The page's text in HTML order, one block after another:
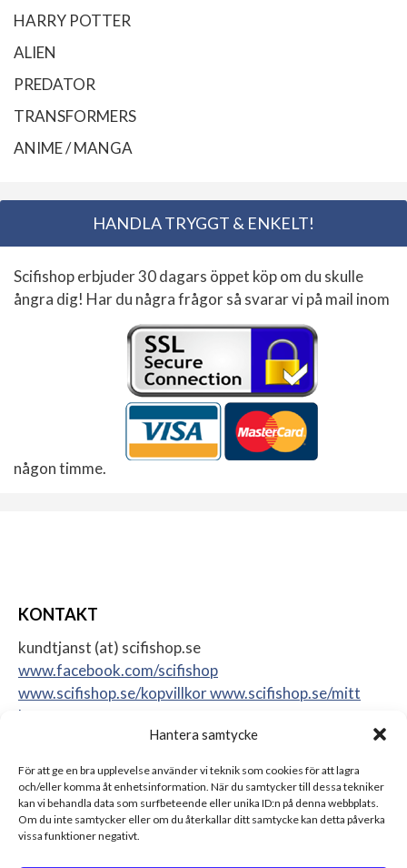
Hantera samtycke
För att ge en bra upplevelse använder vi teknik som cookies för att lagra
och/eller komma åt enhetsinformation. När du samtycker till dessa tekniker
kan vi behandla data som surfbeteende eller unika ID:n på denna webbplats.
Om du inte samtycker eller om du återkallar ditt samtycke kan detta påverka
vissa funktioner negativt.
HARRY POTTER
ALIEN
PREDATOR
TRANSFORMERS
ANIME / MANGA
HANDLA TRYGGT & ENKELT!
Scifishop erbjuder 30 dagars öppet köp om du skulle
ångra dig! Har du några frågor så svarar vi på mail inom
någon timme.
KONTAKT
kundtjanst (at) scifishop.se
www.facebook.com/scifishop
www.scifishop.se/kopvillkorwww.scifishop.se/mitt
konto
17562 Järfälla
Sweden